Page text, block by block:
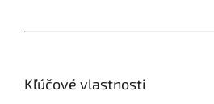
Kľúčové vlastnosti